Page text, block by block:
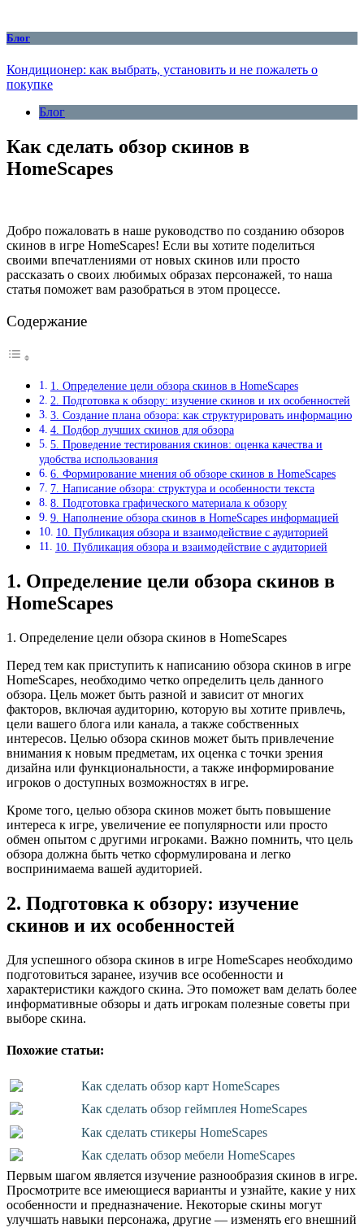
Блог
Кондиционер: как выбрать, установить и не пожалеть о
покупке
Блог
Как сделать обзор скинов в
HomeScapes
Добро пожаловать в наше руководство по созданию обзоров
скинов в игре HomeScapes! Если вы хотите поделиться
своими впечатлениями от новых скинов или просто
рассказать о своих любимых образах персонажей, то наша
статья поможет вам разобраться в этом процессе.
Содержание
1. Определение цели обзора скинов в HomeScapes
2. Подготовка к обзору: изучение скинов и их особенностей
3. Создание плана обзора: как структурировать информацию
4. Подбор лучших скинов для обзора
5. Проведение тестирования скинов: оценка качества и
удобства использования
6. Формирование мнения об обзоре скинов в HomeScapes
7. Написание обзора: структура и особенности текста
8. Подготовка графического материала к обзору
9. Наполнение обзора скинов в HomeScapes информацией
10. Публикация обзора и взаимодействие с аудиторией
10. Публикация обзора и взаимодействие с аудиторией
1. Определение цели обзора скинов в
HomeScapes
1. Определение цели обзора скинов в HomeScapes
Перед тем как приступить к написанию обзора скинов в игре
HomeScapes, необходимо четко определить цель данного
обзора. Цель может быть разной и зависит от многих
факторов, включая аудиторию, которую вы хотите привлечь,
цели вашего блога или канала, а также собственных
интересов. Целью обзора скинов может быть привлечение
внимания к новым предметам, их оценка с точки зрения
дизайна или функциональности, а также информирование
игроков о доступных возможностях в игре.
Кроме того, целью обзора скинов может быть повышение
интереса к игре, увеличение ее популярности или просто
обмен опытом с другими игроками. Важно помнить, что цель
обзора должна быть четко сформулирована и легко
воспринимаема вашей аудиторией.
2. Подготовка к обзору: изучение
скинов и их особенностей
Для успешного обзора скинов в игре HomeScapes необходимо
подготовиться заранее, изучив все особенности и
характеристики каждого скина. Это поможет вам делать более
информативные обзоры и дать игрокам полезные советы при
выборе скина.
Похожие статьи:
Как сделать обзор карт HomeScapes
Как сделать обзор геймплея HomeScapes
Как сделать стикеры HomeScapes
Как сделать обзор мебели HomeScapes
Первым шагом является изучение разнообразия скинов в игре.
Просмотрите все имеющиеся варианты и узнайте, какие у них
особенности и предназначение. Некоторые скины могут
улучшать навыки персонажа, другие — изменять его внешний